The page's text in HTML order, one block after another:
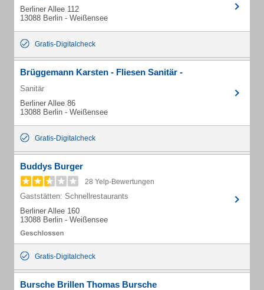
Berliner Allee 112
13088 Berlin - Weißensee
Gratis-Digitalcheck
Brüggemann Karsten - Fliesen Sanitär -
Sanitär
Berliner Allee 86
13088 Berlin - Weißensee
Gratis-Digitalcheck
Buddys Burger
28 Yelp-Bewertungen
Gaststätten: Schnellrestaurants
Berliner Allee 160
13088 Berlin - Weißensee
Gratis-Digitalcheck
Bursche Brillen Thomas Bursche